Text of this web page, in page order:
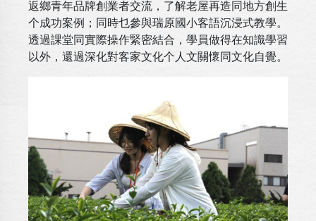
返鄉青年品牌創業者交流，了解老屋再造同地方創生
个成功案例；同時乜參與瑞原國小客語沉浸式教學。
透過課堂同實際操作緊密結合，學員做得在知識學習
以外，還過深化對客家文化个人文關懷同文化自覺。